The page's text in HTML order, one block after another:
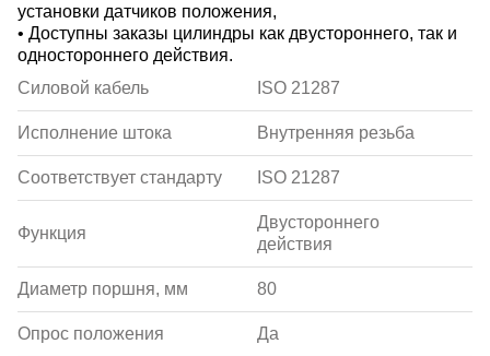
установки датчиков положения,
• Доступны заказы цилиндры как двустороннего, так и
одностороннего действия.
Силовой кабель
ISO 21287
Исполнение штока Внутренняя резьба
Соответствует стандарту ISO 21287
Функция
Двустороннего
действия
Диаметр поршня, мм 80
Опрос положения Да